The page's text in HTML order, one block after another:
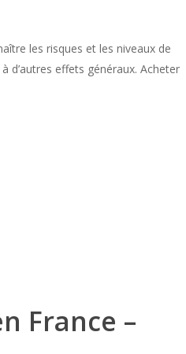
les risques et les niveaux de
d’autres effets généraux. Acheter
France –